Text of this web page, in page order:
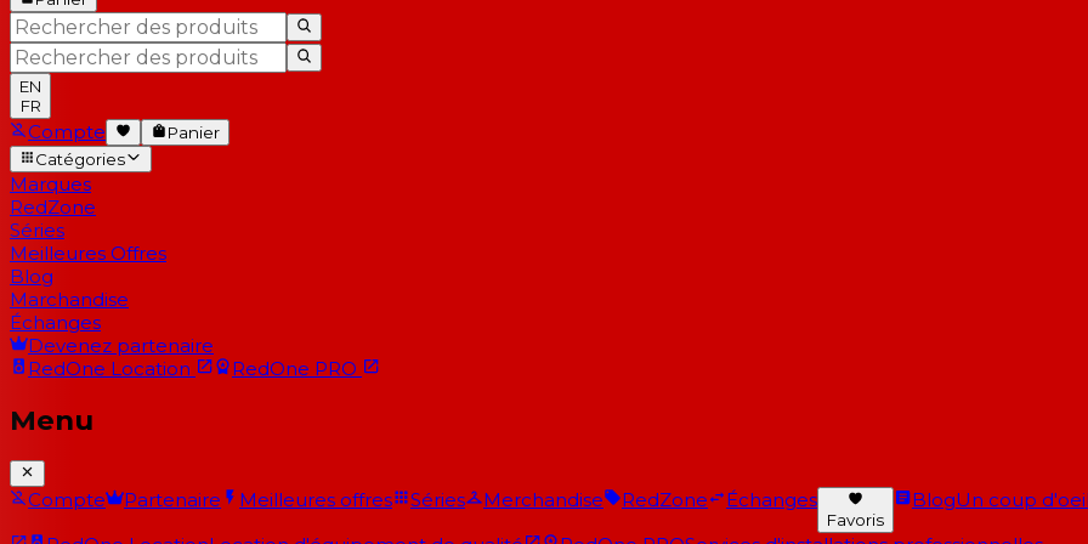
EN
FR
Compte
Panier
Catégories
Marques
RedZone
Séries
Meilleures Offres
Blog
Marchandise
Échanges
Devenez partenaire
RedOne Location RedOne PRO
Menu
Compte Partenaire Meilleures offres Séries Merchandise RedZone Échanges
Favoris
BlogUn coup